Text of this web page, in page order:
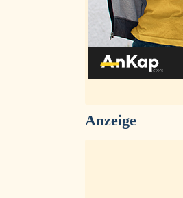
Anzeige